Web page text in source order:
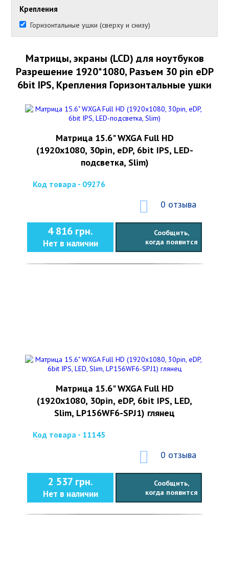
Крепления
Горизонтальные ушки (сверху и снизу)
Матрицы, экраны (LCD) для ноутбуков
Разрешение 1920*1080, Разъем 30 pin eDP
6bit IPS, Крепления Горизонтальные ушки
Матрица 15.6" WXGA Full HD
(1920x1080, 30pin, eDP, 6bit IPS, LED-
подсветка, Slim)
Код товара - 09276
0 отзыва
4 816 грн.
Нет в наличии
Сообщить,
когда появится
Матрица 15.6" WXGA Full HD
(1920x1080, 30pin, eDP, 6bit IPS, LED,
Slim, LP156WF6-SPJ1) глянец
Код товара - 11145
0 отзыва
2 537 грн.
Нет в наличии
Сообщить,
когда появится